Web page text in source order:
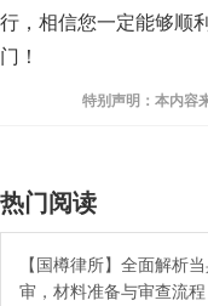
行，相信您一定能够顺
门！
特别声明：本内容
热门阅读
【国樽律所】全面解析
审，材料准备与审查流程